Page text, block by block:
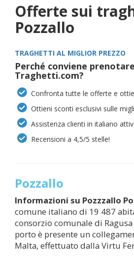
Offerte sui
Pozzallo
TRAGHETTI AL MIGLIOR PREZZO
Perché conviene
Traghetti.com?
Confronta tutte le offerte e
Ottieni sconti esclusivi sulle
Assistenza clienti in italiano
Recensioni a 4,5/5 stelle!
Pozzallo
Informazioni su Pozzzallo
comune italiano di 19 487
consorzio comunale di
porto è presente un
Malta, effettuato dalla Virtu